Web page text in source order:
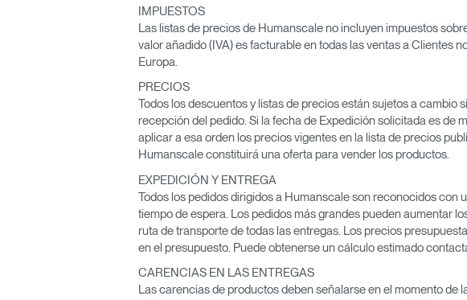
IMPUESTOS
Las listas de precios de Humanscale no incluyen impuestos
valor añadido (IVA) es facturable en todas las ventas a Clientes
Europa.
PRECIOS
Todos los descuentos y listas de precios están sujetos a cambio
recepción del pedido. Si la fecha de Expedición solicitada es de
aplicar a esa orden los precios vigentes en la lista de precios
Humanscale constituirá una oferta para vender los productos.
EXPEDICIÓN Y ENTREGA
Todos los pedidos dirigidos a Humanscale son reconocidos
tiempo de espera. Los pedidos más grandes pueden aumentar
ruta de transporte de todas las entregas. Los precios
en el presupuesto. Puede obtenerse un cálculo estimado
CARENCIAS EN LAS ENTREGAS
Las carencias de productos deben señalarse en el momento